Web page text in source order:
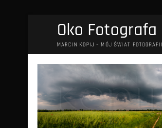
Oko Fotografa
MARCIN KOPIJ – MÓJ ŚWIAT FOTOGRAFII